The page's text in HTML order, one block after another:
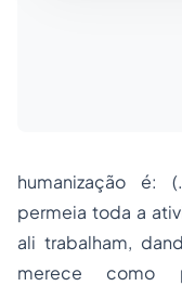
humanização é:
permeia toda a
ali trabalham,
merece como